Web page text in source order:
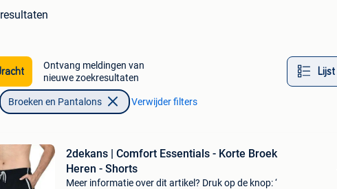
Ontvang meldingen van
nieuwe zoekresultaten
Lijst
Broeken en Pantalons Verwijder filters
2dekans | Comfort Essentials - Korte Broek
Heren - Shorts
Meer informatie over dit artikel? Druk op de knop: ‘